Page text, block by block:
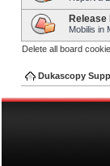
Release
Mobilis in
Delete all board
Dukascopy